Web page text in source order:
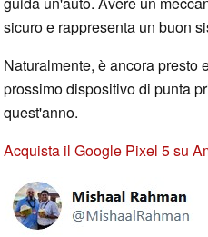
sicuro e rappresenta un buon
Naturalmente, è ancora presto
prossimo dispositivo di punta
quest'anno.
Acquista il Google Pixel 5 su